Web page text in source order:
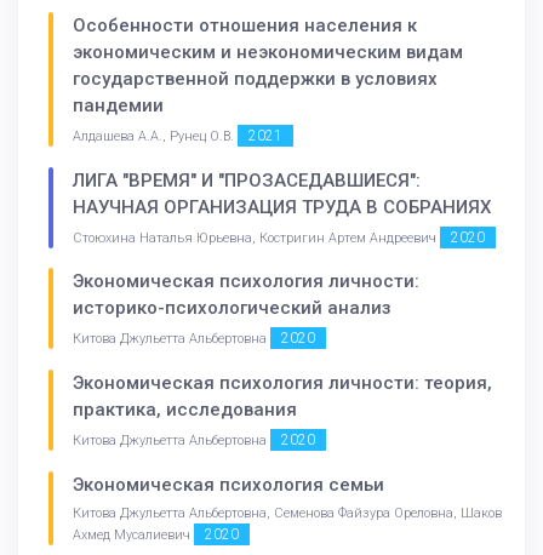
Особенности отношения населения к
экономическим и неэкономическим видам
государственной поддержки в условиях
пандемии
Алдашева А.А., Рунец О.В. 2021
ЛИГА "ВРЕМЯ" И "ПРОЗАСЕДАВШИЕСЯ":
НАУЧНАЯ ОРГАНИЗАЦИЯ ТРУДА В СОБРАНИЯХ
Стоюхина Наталья Юрьевна, Костригин Артем Андреевич 2020
Экономическая психология личности:
историко-психологический анализ
Китова Джульетта Альбертовна 2020
Экономическая психология личности: теория,
практика, исследования
Китова Джульетта Альбертовна 2020
Экономическая психология семьи
Китова Джульетта Альбертовна, Семенова Файзура Ореловна, Шаков
Ахмед Мусалиевич
2020